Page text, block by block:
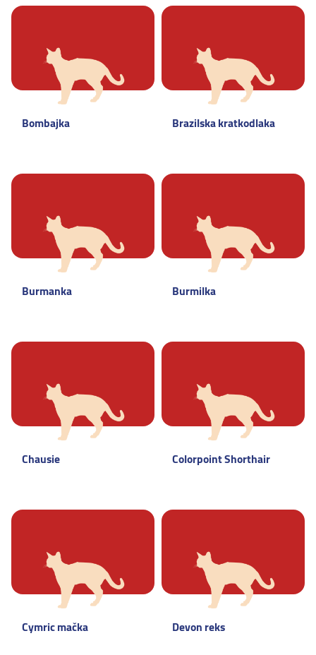
Bombajka Brazilska kratkodlaka
Burmanka Burmilka
Chausie Colorpoint Shorthair
Cymric mačka Devon reks